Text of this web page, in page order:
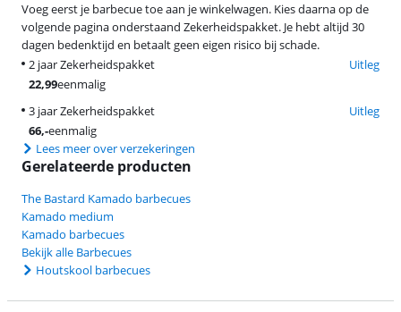
Voeg eerst je barbecue toe aan je winkelwagen. Kies daarna op de
volgende pagina onderstaand Zekerheidspakket. Je hebt altijd 30
dagen bedenktijd en betaalt geen eigen risico bij schade.
2 jaar Zekerheidspakket
Uitleg
22,99eenmalig
3 jaar Zekerheidspakket
Uitleg
66,-eenmalig
Lees meer over verzekeringen
Gerelateerde producten
The Bastard Kamado barbecues
Kamado medium
Kamado barbecues
Bekijk alle Barbecues
Houtskool barbecues